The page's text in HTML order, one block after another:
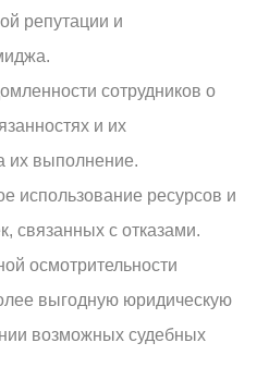
репутации и
сотрудников о
и их
их выполнение.
использование ресурсов и
связанных с отказами.
осмотрительности
выгодную юридическую
возможных судебных